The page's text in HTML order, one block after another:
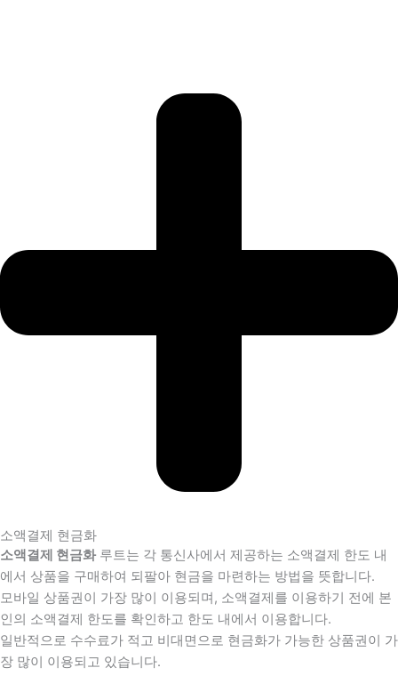
소액결제 현금화
소액결제 현금화루트는 각 통신사에서 제공하는 소액결제 한도 내
에서 상품을 구매하여 되팔아 현금을 마련하는 방법을 뜻합니다.
모바일 상품권이 가장 많이 이용되며, 소액결제를 이용하기 전에 본
인의 소액결제 한도를 확인하고 한도 내에서 이용합니다.
일반적으로 수수료가 적고 비대면으로 현금화가 가능한 상품권이 가
장 많이 이용되고 있습니다.